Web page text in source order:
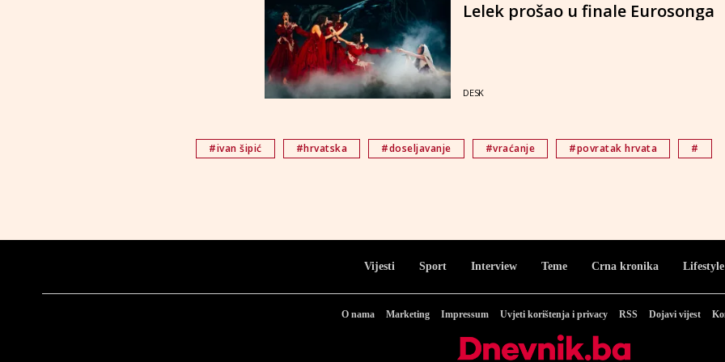
Lelek prošao u finale Eurosonga
DESK
#ivan šipić #hrvatska #doseljavanje #vraćanje #povratak hrvata #
Vijesti Sport Interview Teme Crna kronika Lifestyle
O nama Marketing Impressum Uvjeti korištenja i privacy RSS Dojavi vijest